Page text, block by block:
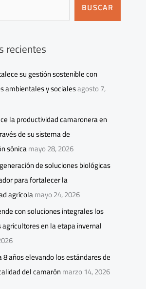
BUSCAR
recientes
su gestión sostenible con
ambientales y socialesagosto 7,
la productividad camaronera en
de su sistema de
sónicamayo 28, 2026
de soluciones biológicas
para fortalecer la
agrícolamayo 24, 2026
con soluciones integrales los
en la etapa invernal
8 años elevando los estándares de
del camarónmarzo 14, 2026